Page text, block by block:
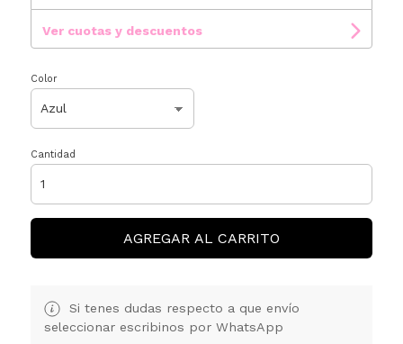
Ver cuotas y descuentos
Color
Cantidad
AGREGAR AL CARRITO
Si tenes dudas respecto a que envío
seleccionar escribinos por WhatsApp